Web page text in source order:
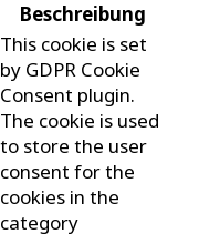
Beschreibung
This cookie is set
by GDPR Cookie
Consent plugin.
The cookie is used
to store the user
consent for the
cookies in the
category